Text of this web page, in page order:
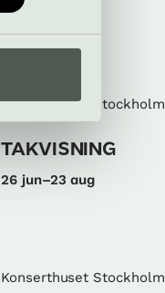
26 jun–23 aug
Konserthuset Stockholm
TAKVISNING
26 jun–23 aug
Konserthuset Stockholm